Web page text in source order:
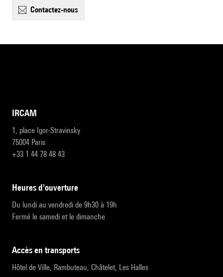
contactez-nous
IRCAM
1, place Igor-Stravinsky
75004 Paris
+33 1 44 78 48 43
heures d'ouverture
Du lundi au vendredi de 9h30 à 19h
Fermé le samedi et le dimanche
accès en transports
Hôtel de Ville, Rambuteau, Châtelet, Les Halles